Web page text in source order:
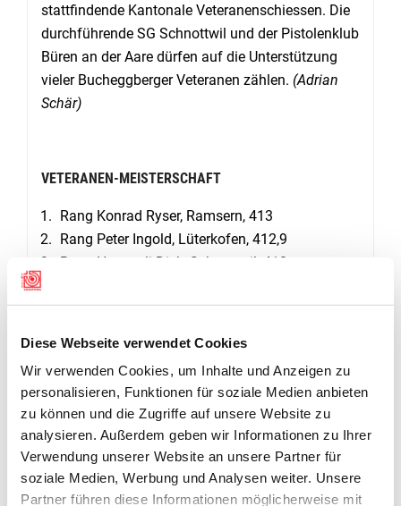
Diese Webseite verwendet Cookies
Wir verwenden Cookies, um Inhalte und Anzeigen zu
personalisieren, Funktionen für soziale Medien anbieten
zu können und die Zugriffe auf unsere Website zu
analysieren. Außerdem geben wir Informationen zu Ihrer
Verwendung unserer Website an unsere Partner für
soziale Medien, Werbung und Analysen weiter. Unsere
Partner führen diese Informationen möglicherweise mit
stattfindende Kantonale Veteranenschiessen. Die
durchführende SG Schnottwil und der Pistolenklub
Büren an der Aare dürfen auf die Unterstützung
vieler Bucheggberger Veteranen zählen. (Adrian
Schär)
VETERANEN-MEISTERSCHAFT
Rang Konrad Ryser, Ramsern, 413
Rang Peter Ingold, Lüterkofen, 412,9
Rang Hansueli Dick, Schnottwil, 410
Rang Gody Ingold, Lüterkofen, 407